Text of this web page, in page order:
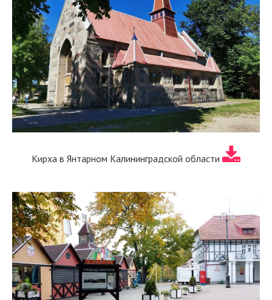
Кирха в Янтарном Калининградской области